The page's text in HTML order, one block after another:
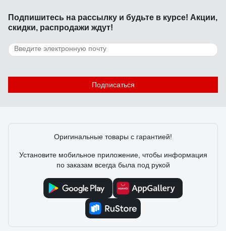
Подпишитесь на рассылку и будьте в курсе! Акции,
скидки, распродажи ждут!
Подписаться
Оригинальные товары с гарантией!
Установите мобильное приложение, чтобы информация
по заказам всегда была под рукой